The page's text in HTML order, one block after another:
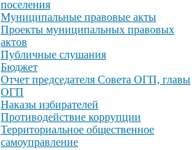
поселения
Муниципальные правовые акты
Проекты муниципальных правовых
актов
Публичные слушания
Бюджет
Отчет председателя Совета ОГП, главы
ОГП
Наказы избирателей
Противодействие коррупции
Территориальное общественное
самоуправление